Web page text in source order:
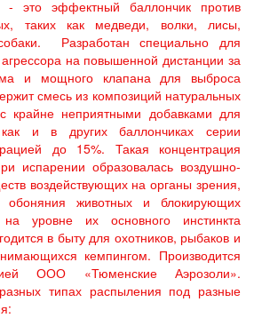
- это эффектный баллончик против
таких как медведи, волки, лисы,
Разработан специально для
на повышенной дистанции за
и мощного клапана для выброса
смесь из композиций натуральных
с крайне неприятными добавками для
и в других баллончиках серии
до 15%. Такая концентрация
испарении образовалась воздушно-
воздействующих на органы зрения,
животных и блокирующих
уровне их основного инстинкта
в быту для охотников, рыбаков и
кемпингом. Производится
ООО «Тюменские Аэрозоли».
типах распыления под разные